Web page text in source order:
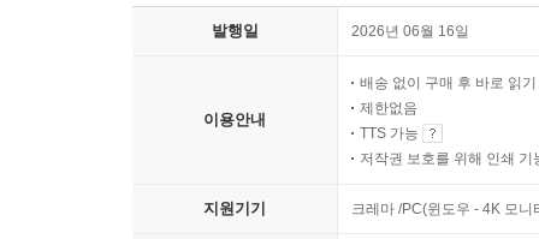
발행일 2026년 06월 16일
이용안내
배송 없이 구매 후 바로 읽기
제한없음
TTS 가능
저작권 보호를 위해 인쇄 기
지원기기 크레마 /PC(윈도우 - 4K 모